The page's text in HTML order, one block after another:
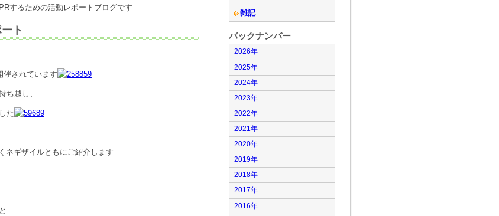
するための活動レポートブログです
ト
催されています
ち越し、
た
ネギザイルともにご紹介します
雑記
バックナンバー
2026年
2025年
2024年
2023年
2022年
2021年
2020年
2019年
2018年
2017年
2016年